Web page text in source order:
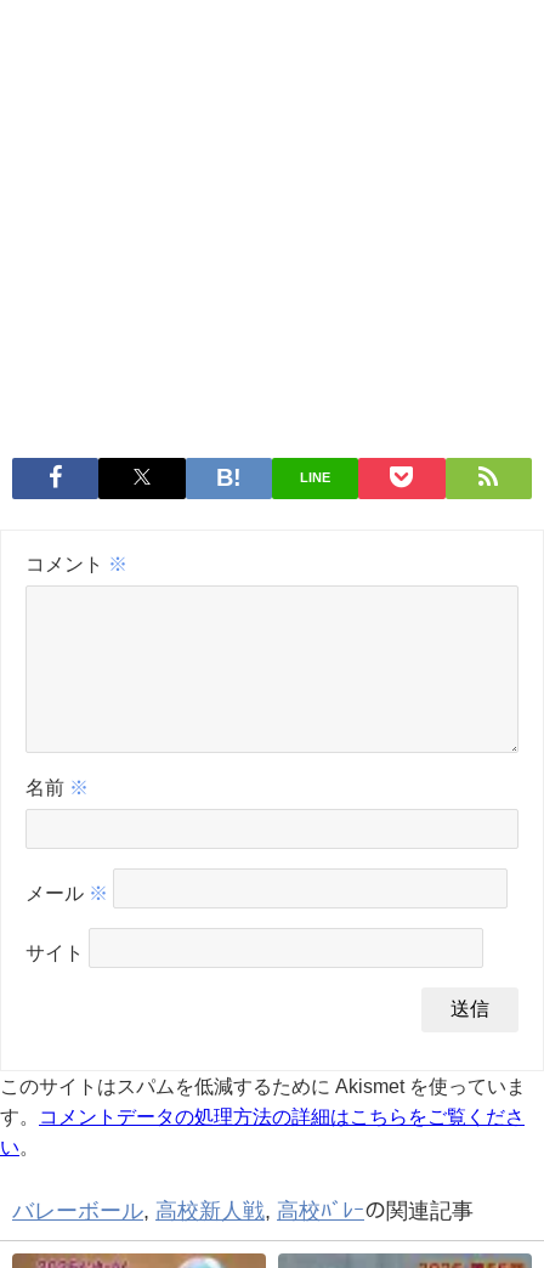
LINE
コメント ※
名前 ※
メール ※
サイト
このサイトはスパムを低減するために Akismet を使っていま
す。
コメントデータの処理方法の詳細はこちらをご覧くださ
い
バレーボール, 高校新人戦, 高校ﾊﾞﾚｰの関連記事